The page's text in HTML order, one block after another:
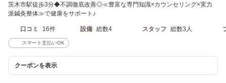
茨木市駅徒歩3分◆不調徹底改善◎≪豊富な専門知識×カウンセリング×実力
派鍼灸整体≫で健康をサポート♪
口コミ 16件 設備 総数4 スタッフ 総数3人
スマート支払いOK
クーポンを表示